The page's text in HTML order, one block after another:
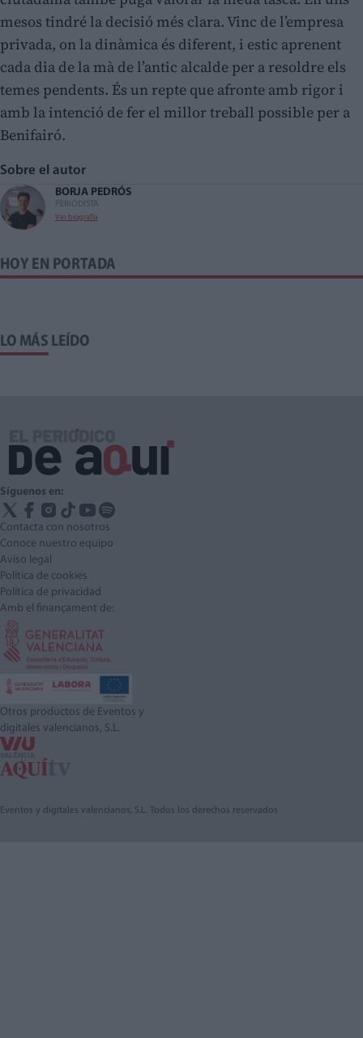
mesos tindré la decisió més clara. Vinc de l’empresa
privada, on la dinàmica és diferent, i estic aprenent
cada dia de la mà de l’antic alcalde per a resoldre els
temes pendents. És un repte que afronte amb rigor i
amb la intenció de fer el millor treball possible per a
Benifairó.
Sobre el autor
BORJA PEDRÓS
PERIODISTA
Ver biografía
HOY EN PORTADA
LO MÁS LEÍDO
Síguenos en:
Contacta con nosotros
Conoce nuestro equipo
Aviso legal
Política de cookies
Política de privacidad
Amb el finançament de:
Otros productos de Eventos y
digitales valencianos, S.L.
Eventos y digitales valencianos, S.L. Todos los derechos reservados